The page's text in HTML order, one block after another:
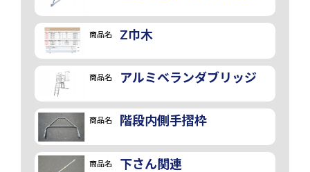
商品名 Z巾木
商品名 アルミベランダブリッジ
商品名 階段内側手摺枠
商品名 下さん関連